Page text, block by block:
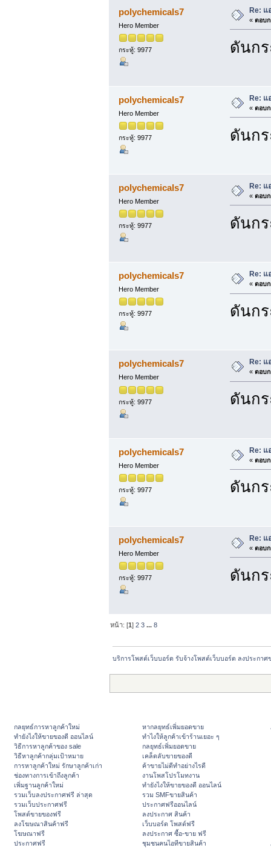
polychemicals7
Hero Member
กระทู้: 9977
Re: แ
« ตอบก
ดันก
polychemicals7
Hero Member
กระทู้: 9977
Re: แ
« ตอบก
ดันก
polychemicals7
Hero Member
กระทู้: 9977
Re:
« ตอบก
ดันก
polychemicals7
Hero Member
กระทู้: 9977
Re:
« ตอบก
ดันก
polychemicals7
Hero Member
กระทู้: 9977
Re:
« ตอบก
ดันก
polychemicals7
Hero Member
กระทู้: 9977
Re: แ
« ตอบก
ดันก
polychemicals7
Hero Member
กระทู้: 9977
Re: แ
« ตอบก
ดันก
หน้า: [1]2 3 ...8
บริการโพสต์เว็บบอร์ด รับจ้างโพสต์เว็บบอร์ด ลงประกาศ
กลยุทธ์การหาลูกค้าใหม่
ทํายังไงให้ขายของดี ออนไลน์
วิธีการหาลูกค้าของ sale
วิธีหาลูกค้ากลุ่มเป้าหมาย
การหาลูกค้าใหม่ รักษาลูกค้าเก่า
ช่องทางการเข้าถึงลูกค้า
เพิ่มฐานลูกค้าใหม่
รวมเว็บลงประกาศฟรี ล่าสุด
รวมเว็บประกาศฟรี
โพสต์ขายของฟรี
ลงโฆษณาสินค้าฟรี
โฆษณาฟรี
ประกาศฟรี
หากลยุทธ์เพิ่มยอดขาย
ทําไงให้ลูกค้าเข้าร้านเยอะ ๆ
กลยุทธ์เพิ่มยอดขาย
เคล็ดลับขายของดี
ค้าขายไม่ดีทำอย่างไรดี
งานโพสโปรโมทงาน
ทํายังไงให้ขายของดี ออนไลน์
รวม SMFขายสินค้า
ประกาศฟรีออนไลน์
ลงประกาศ สินค้า
เว็บบอร์ด โพสต์ฟรี
ลงประกาศ ซื้อ-ขาย ฟรี
ชุมชนคนไอทีขายสินค้า